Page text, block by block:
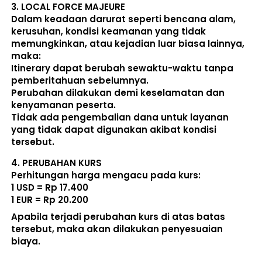
3. LOCAL FORCE MAJEURE
Dalam keadaan darurat seperti bencana alam,
kerusuhan, kondisi keamanan yang tidak
memungkinkan, atau kejadian luar biasa lainnya,
maka:
Itinerary dapat berubah sewaktu-waktu tanpa
pemberitahuan sebelumnya.
Perubahan dilakukan demi keselamatan dan
kenyamanan peserta.
Tidak ada pengembalian dana untuk layanan
yang tidak dapat digunakan akibat kondisi
tersebut.
4. PERUBAHAN KURS
Perhitungan harga mengacu pada kurs:
1 USD = Rp 17.400
1 EUR = Rp 20.200
Apabila terjadi perubahan kurs di atas batas
tersebut, maka akan dilakukan penyesuaian
biaya.